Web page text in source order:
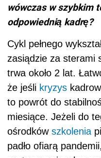
wówczas w szybkim
odpowiednią kadrę?
Cykl pełnego
zasiądzie za sterami
trwa około 2 lat.
że jeśli kryzys
to powrót do
miesiące. Jeżeli do
ośrodków szkolenia
padło ofiarą